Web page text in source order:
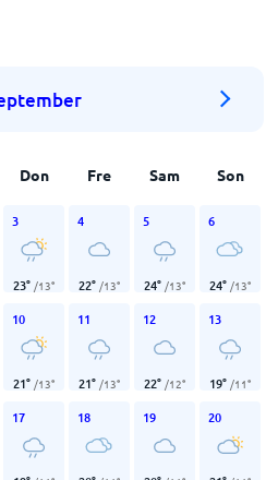
Don Fre Sam Son
3
23° /13°
4
22° /13°
5
24° /13°
6
24° /13°
10
21° /13°
11
21° /13°
12
22° /12°
13
19° /11°
17 18 19 20